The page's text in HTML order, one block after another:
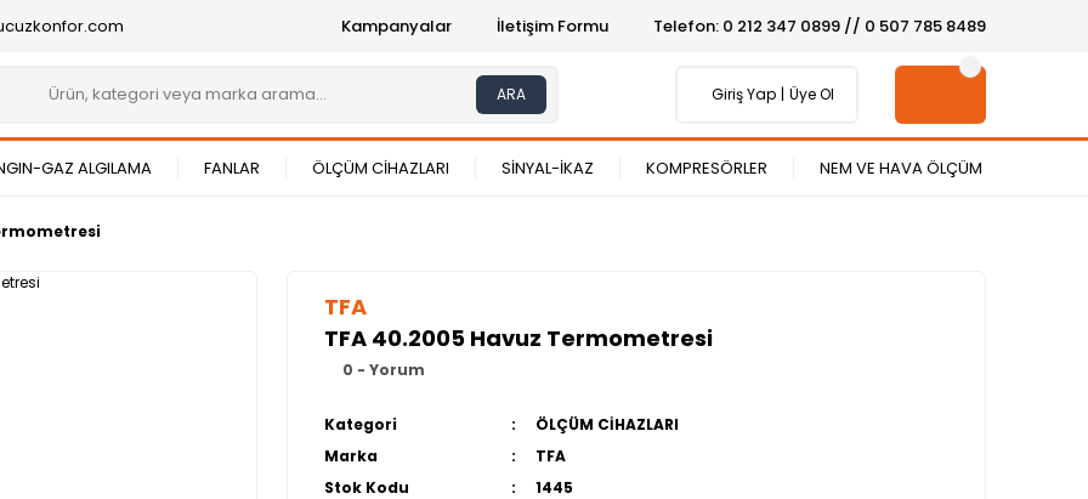
Kampanyalar İletişim Formu Telefon: 0 212 347 0899 // 0 507 785 8489
ARA Giriş Yap Üye Ol
GAZ ALGILAMA FANLAR ÖLÇÜM CİHAZLARI SİNYAL-İKAZ KOMPRESÖRLER NEM VE HAVA ÖLÇÜM
TFA
TFA 40.2005 Havuz Termometresi
0 - Yorum
Kategori
ÖLÇÜM CİHAZLARI
Marka
TFA
Stok Kodu
1445